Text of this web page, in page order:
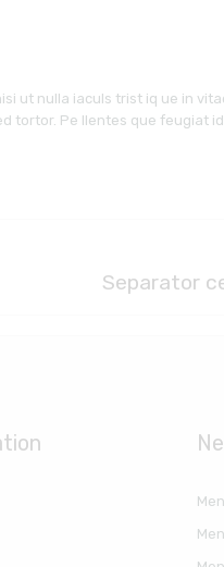
ut nulla iaculs trist iq ue in
tortor. Pe llentes que feugiat
Separator